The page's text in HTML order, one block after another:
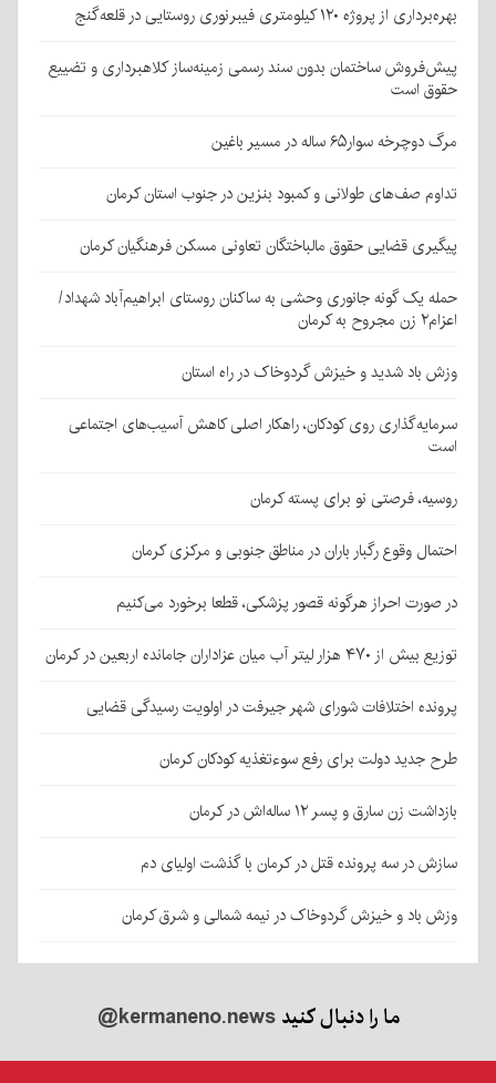
بهره‌برداری از پروژه ۱۲۰ کیلومتری فیبرنوری روستایی در قلعه‌گنج
پیش‌فروش ساختمان بدون سند رسمی زمینه‌ساز کلاهبرداری و تضییع
حقوق است
مرگ دوچرخه سوار۶۵ ساله در مسیر باغین
تداوم صف‌های طولانی و کمبود بنزین در جنوب استان کرمان
پیگیری قضایی حقوق مالباختگان تعاونی مسکن فرهنگیان کرمان
حمله یک گونه جانوری وحشی به ساکنان روستای ابراهیم‌آباد شهداد/
اعزام۲ زن مجروح به کرمان
وزش باد شدید و خیزش گردوخاک در راه استان
سرمایه‌گذاری روی کودکان، راهکار اصلی کاهش آسیب‌های اجتماعی
است
روسیه، فرصتی نو برای پسته کرمان
احتمال وقوع رگبار باران در مناطق جنوبی و مرکزی کرمان
در صورت احراز هرگونه قصور پزشکی، قطعا برخورد می‌کنیم
توزیع بیش از ۴۷۰ هزار لیتر آب میان عزاداران جامانده اربعین در کرمان
پرونده اختلافات شورای شهر جیرفت در اولویت رسیدگی قضایی
طرح جدید دولت برای رفع سوءتغذیه کودکان کرمان
بازداشت زن سارق و پسر ۱۲ ساله‌اش در کرمان
سازش در سه پرونده قتل در کرمان با گذشت اولیای دم
وزش باد و خیزش گردوخاک در نیمه شمالی و شرق کرمان
ما را دنبال کنید@kermaneno.news